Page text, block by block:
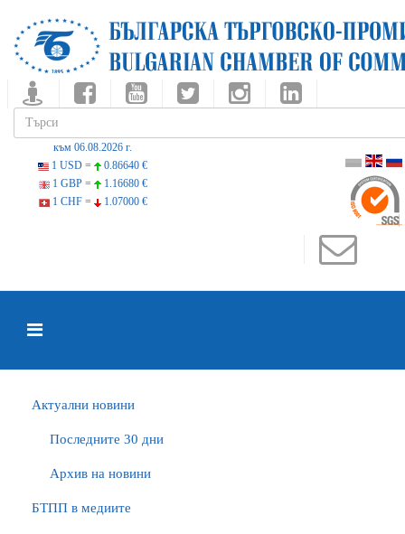
към 06.08.2026 г.
1 USD =
0.86640 €
1 GBP =
1.16680 €
1 CHF =
1.07000 €
Актуални новини
Последните 30 дни
Архив на новини
БTПП в медиите